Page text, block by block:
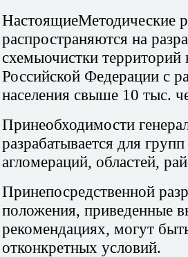
НастоящиеМетодические
распространяются на
схемыочистки территорий
Российской Федерации с
населения свыше 10 тыс.
Принеобходимости
разрабатывается для
агломераций, областей,
Принепосредственной
положения, приведенные
рекомендациях, могут
отконкретных условий.